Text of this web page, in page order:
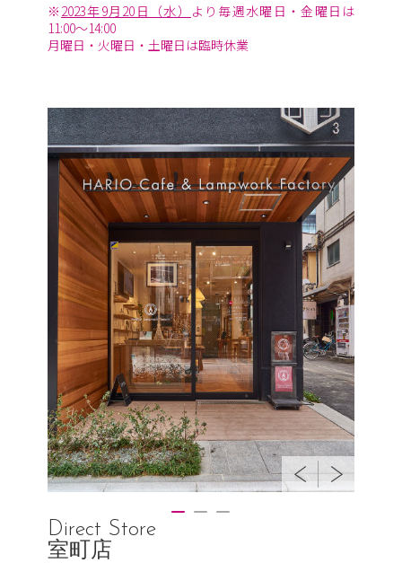
※ 2023年9月20日（水）
より毎週水曜日・金曜日は
11:00～14:00
月曜日・火曜日・土曜日は臨時休業
Direct Store
室町店